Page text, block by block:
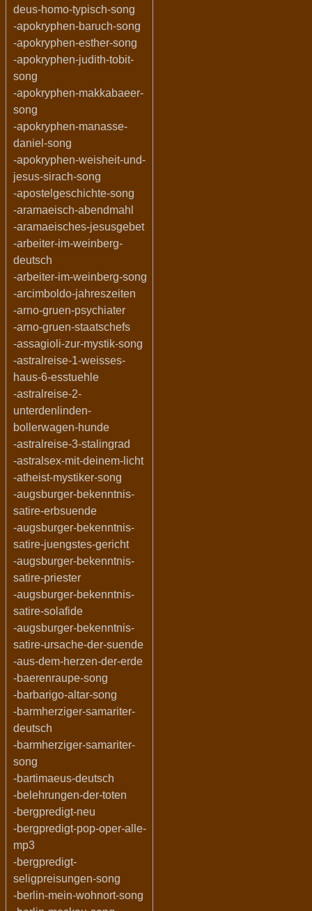
deus-homo-typisch-song
-apokryphen-baruch-song
-apokryphen-esther-song
-apokryphen-judith-tobit-
song
-apokryphen-makkabaeer-
song
-apokryphen-manasse-
daniel-song
-apokryphen-weisheit-und-
jesus-sirach-song
-apostelgeschichte-song
-aramaeisch-abendmahl
-aramaeisches-jesusgebet
-arbeiter-im-weinberg-
deutsch
-arbeiter-im-weinberg-song
-arcimboldo-jahreszeiten
-arno-gruen-psychiater
-arno-gruen-staatschefs
-assagioli-zur-mystik-song
-astralreise-1-weisses-
haus-6-esstuehle
-astralreise-2-
unterdenlinden-
bollerwagen-hunde
-astralreise-3-stalingrad
-astralsex-mit-deinem-licht
-atheist-mystiker-song
-augsburger-bekenntnis-
satire-erbsuende
-augsburger-bekenntnis-
satire-juengstes-gericht
-augsburger-bekenntnis-
satire-priester
-augsburger-bekenntnis-
satire-solafide
-augsburger-bekenntnis-
satire-ursache-der-suende
-aus-dem-herzen-der-erde
-baerenraupe-song
-barbarigo-altar-song
-barmherziger-samariter-
deutsch
-barmherziger-samariter-
song
-bartimaeus-deutsch
-belehrungen-der-toten
-bergpredigt-neu
-bergpredigt-pop-oper-alle-
mp3
-bergpredigt-
seligpreisungen-song
-berlin-mein-wohnort-song